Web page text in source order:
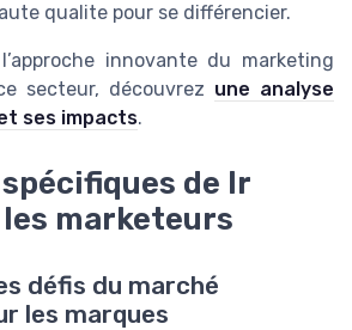
qualite pour se différencier.
innovante du marketing
secteur, découvrez une analyse
ses impacts.
de lr
marketeurs
défis du marché
les marques